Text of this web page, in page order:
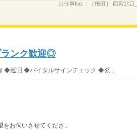
お仕事No.： ［梅田］ 西宮北
ランク歓迎◎
◆巡回 ◆バイタルサインチェック ◆発...
をお伺いさせてくださ...